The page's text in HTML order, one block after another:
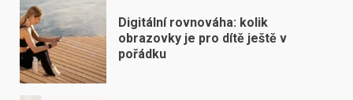
Digitální rovnováha: kolik
obrazovky je pro dítě ještě v
pořádku